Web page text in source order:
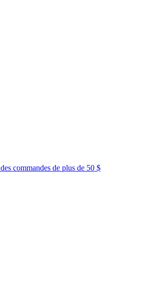
des commandes de plus de 50 $